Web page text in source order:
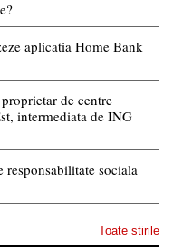
aplicatia Home Bank
de centre
intermediata de ING
sociala
Toate stirile